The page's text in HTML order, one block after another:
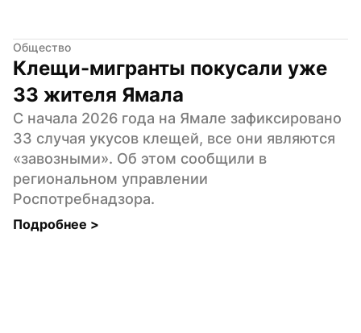
Общество
Клещи-мигранты покусали уже
33 жителя Ямала
С начала 2026 года на Ямале зафиксировано
33 случая укусов клещей, все они являются
«завозными». Об этом сообщили в
региональном управлении
Роспотребнадзора.
Подробнее >